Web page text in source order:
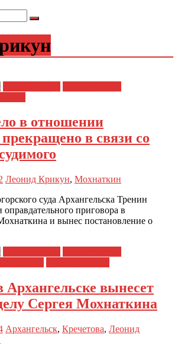
в отношении
в связи со
Леонид Крикун, Мохнаткин
суда Архангельска Тренин
оправдательного приговора в
и вынес постановление о
Архангельске вынесет
Сергея Мохнаткина
Архангельск, Кречетова, Леонид